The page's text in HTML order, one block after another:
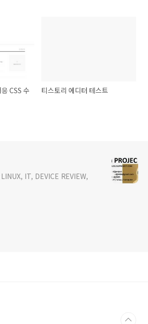
CSS 수
티스토리 에디터 테스트
IT, DEVICE REVIEW,